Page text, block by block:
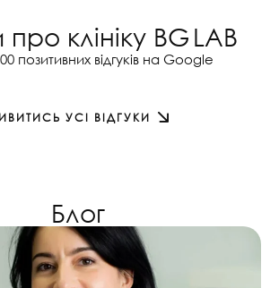
про клініку BG LAB
позитивних відгуків на Google
УСІ ВІДГУКИ
Блог